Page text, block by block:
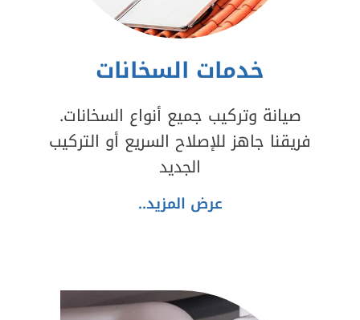
خدمات السخانات
صيانة وتركيب جميع أنواع السخانات.
فريقنا جاهز للإصلاح السريع أو التركيب
الجديد
عرض المزيد..